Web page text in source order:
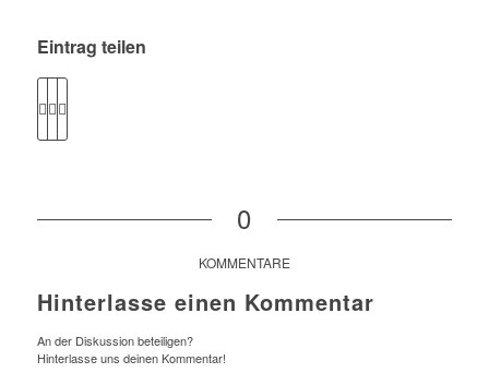
Eintrag teilen
0
KOMMENTARE
Hinterlasse einen Kommentar
An der Diskussion beteiligen?
Hinterlasse uns deinen Kommentar!